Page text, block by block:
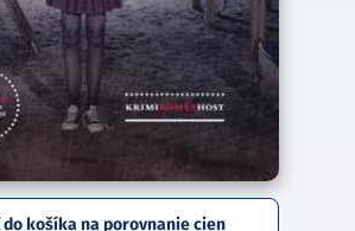
do košíka na porovnanie cien